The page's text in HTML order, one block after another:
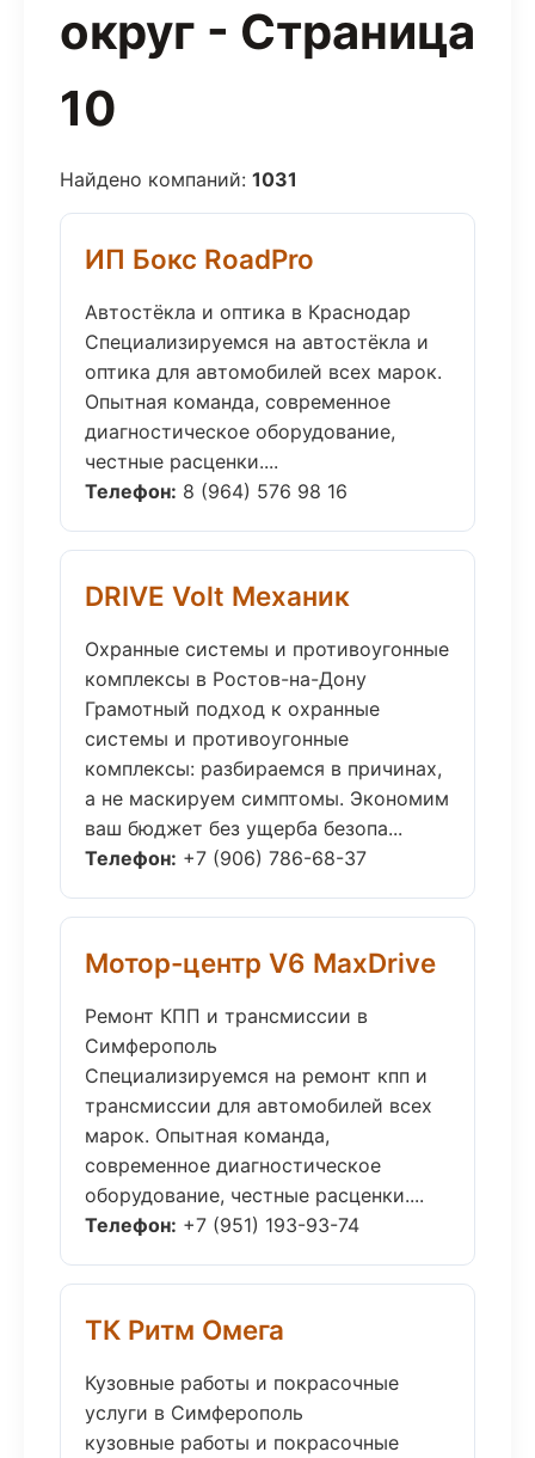
округ - Страница
10
Найдено компаний: 1031
ИП Бокс RoadPro
Автостёкла и оптика в Краснодар
Специализируемся на автостёкла и
оптика для автомобилей всех марок.
Опытная команда, современное
диагностическое оборудование,
честные расценки....
Телефон: 8 (964) 576 98 16
DRIVE Volt Механик
Охранные системы и противоугонные
комплексы в Ростов-на-Дону
Грамотный подход к охранные
системы и противоугонные
комплексы: разбираемся в причинах,
а не маскируем симптомы. Экономим
ваш бюджет без ущерба безопа...
Телефон: +7 (906) 786-68-37
Мотор-центр V6 MaxDrive
Ремонт КПП и трансмиссии в
Симферополь
Специализируемся на ремонт кпп и
трансмиссии для автомобилей всех
марок. Опытная команда,
современное диагностическое
оборудование, честные расценки....
Телефон: +7 (951) 193-93-74
ТК Ритм Омега
Кузовные работы и покрасочные
услуги в Симферополь
кузовные работы и покрасочные